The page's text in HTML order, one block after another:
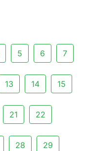
5 6 7
13 14 15
21 22
28 29